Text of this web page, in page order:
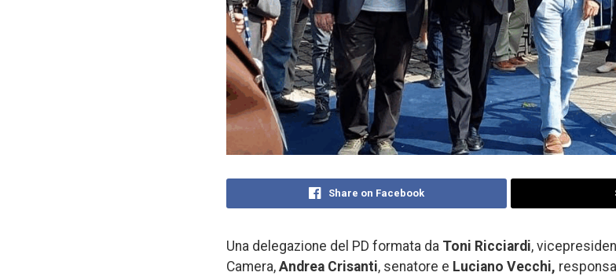
Share on Facebook
Una delegazione del PD formata da Toni Ricciardi,
Camera, Andrea Crisanti, senatore e Luciano Vecchi,